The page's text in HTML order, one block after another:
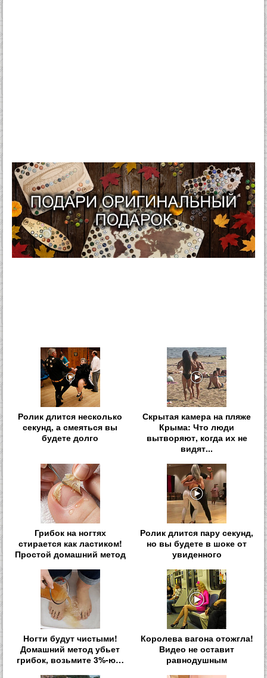
Ролик длится несколько
секунд, а смеяться вы
будете долго
Скрытая камера на пляже
Крыма: Что люди
вытворяют, когда их не
видят...
Грибок на ногтях
стирается как ластиком!
Простой домашний метод
Ролик длится пару секунд,
но вы будете в шоке от
увиденного
Ногти будут чистыми!
Домашний метод убьет
грибок, возьмите 3%-ю…
Королева вагона отожгла!
Видео не оставит
равнодушным